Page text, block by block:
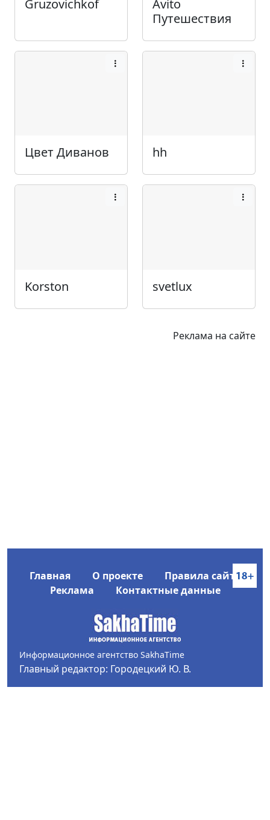
Gruzovichkof
Avito
Путешествия
Цвет Диванов hh
Korston svetlux
Реклама на сайте
Главная О проекте
Правила сайта
Реклама
Контактные данные
Информационное агентство SakhaTime
Главный редактор: Городецкий Ю. В.